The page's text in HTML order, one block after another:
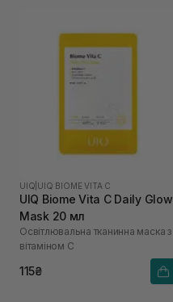
UIQ UIQ BIOME VITA C
UIQ Biome Vita C Daily Glow
Mask 20 мл
Освітлювальна тканинна маска з
вітаміном C
115₴